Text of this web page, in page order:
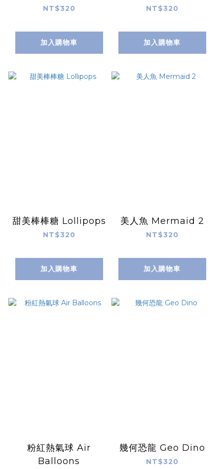
NT$320
加入購物車
NT$320
加入購物車
甜美棒棒糖 Lollipops
NT$320
加入購物車
美人魚 Mermaid 2
NT$320
加入購物車
粉紅熱氣球 Air
Balloons
幾何恐龍 Geo Dino
NT$320